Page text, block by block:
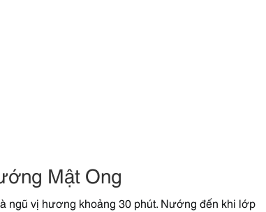
Mật Ong
ngũ vị hương khoảng 30 phút. Nướng đến khi lớp